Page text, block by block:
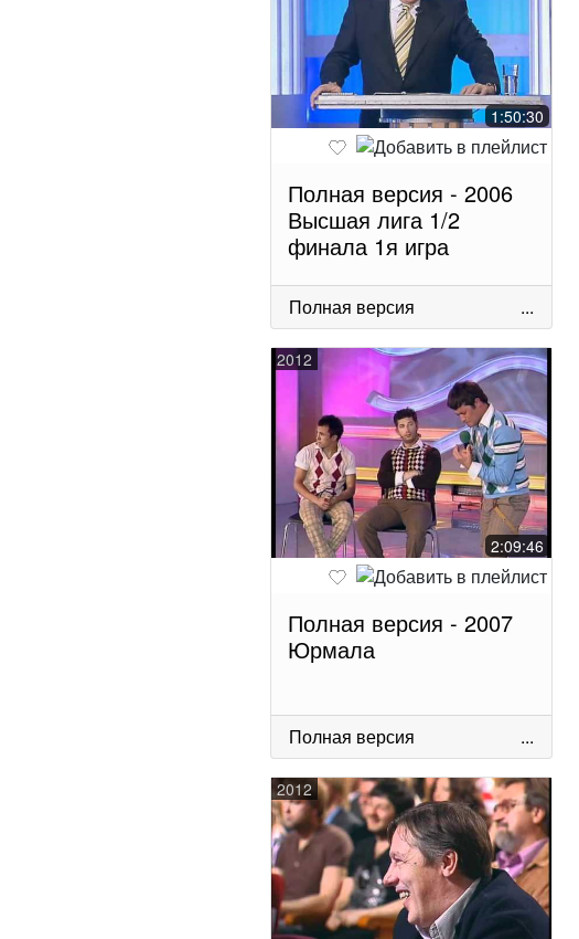
1:50:30
Полная версия - 2006
Высшая лига 1/2
финала 1я игра
Полная версия ...
2012
2:09:46
Полная версия - 2007
Юрмала
Полная версия ...
2012